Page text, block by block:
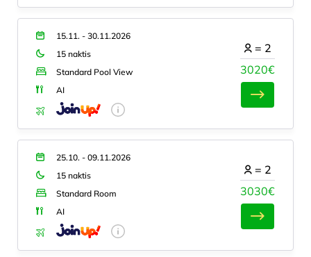
15.11. - 30.11.2026
15 naktis
Standard Pool View
AI
3020€
= 2
25.10. - 09.11.2026
15 naktis
Standard Room
AI
3030€
= 2